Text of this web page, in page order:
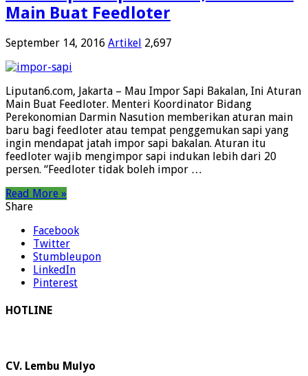
Main Buat Feedloter
September 14, 2016 Artikel 2,697
Liputan6.com, Jakarta – Mau Impor Sapi Bakalan, Ini Aturan
Main Buat Feedloter. Menteri Koordinator Bidang
Perekonomian Darmin Nasution memberikan aturan main
baru bagi feedloter atau tempat penggemukan sapi yang
ingin mendapat jatah impor sapi bakalan. Aturan itu
feedloter wajib mengimpor sapi indukan lebih dari 20
persen. “Feedloter tidak boleh impor …
Read More »
Share
Facebook
Twitter
Stumbleupon
LinkedIn
Pinterest
HOTLINE
CV. Lembu Mulyo